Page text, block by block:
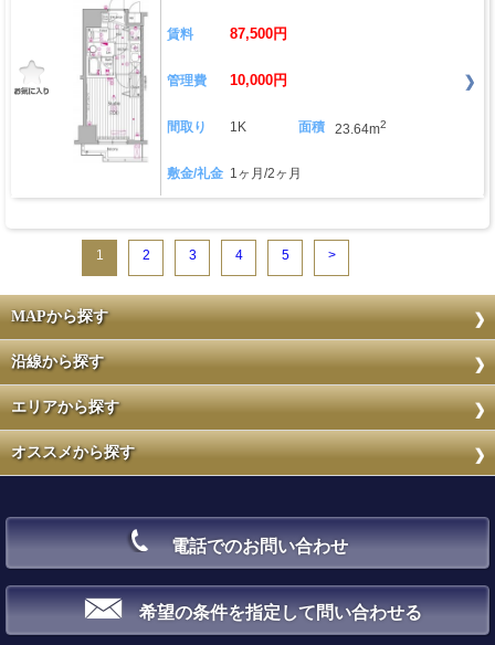
賃料 87,500円
管理費 10,000円
間取り 1K 面積 23.64m2
敷金/礼金 1ヶ月/2ヶ月
1 2 3 4 5 >
MAPから探す
沿線から探す
エリアから探す
オススメから探す
電話でのお問い合わせ
希望の条件を指定して問い合わせる